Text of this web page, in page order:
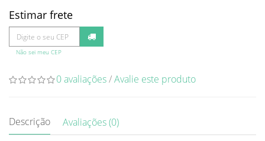
Estimar frete
Não sei meu CEP
0 avaliações/Avalie este produto
Descrição Avaliações (0)